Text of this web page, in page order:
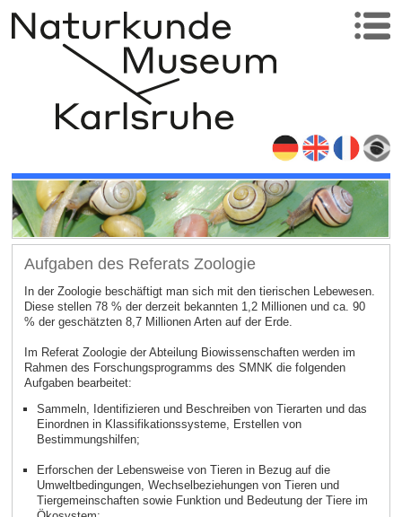
Aufgaben des Referats Zoologie
In der Zoologie beschäftigt man sich mit den tierischen Lebewesen.
Diese stellen 78 % der derzeit bekannten 1,2 Millionen und ca. 90
% der geschätzten 8,7 Millionen Arten auf der Erde.
Im Referat Zoologie der Abteilung Biowissenschaften werden im
Rahmen des Forschungsprogramms des SMNK die folgenden
Aufgaben bearbeitet:
Sammeln, Identifizieren und Beschreiben von Tierarten und das
Einordnen in Klassifikationssysteme, Erstellen von
Bestimmungshilfen;
Erforschen der Lebensweise von Tieren in Bezug auf die
Umweltbedingungen, Wechselbeziehungen von Tieren und
Tiergemeinschaften sowie Funktion und Bedeutung der Tiere im